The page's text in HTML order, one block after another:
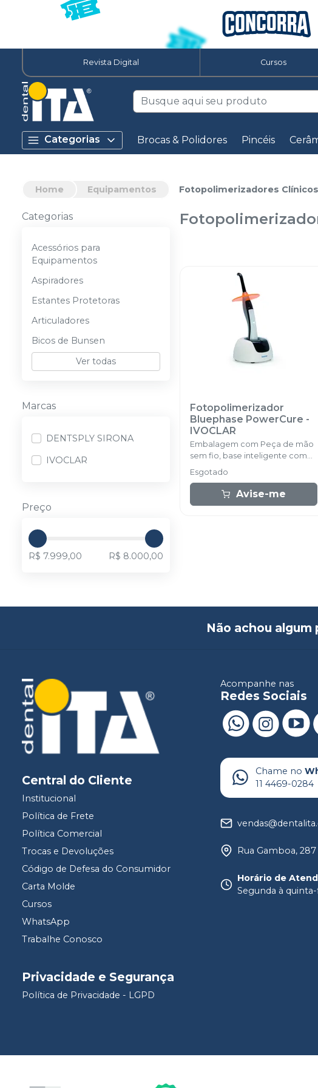
Revista Digital Cursos
Categorias Brocas & Polidores Pincéis
Home Equipamentos Fotopolimerizadores Clínicos
Categorias
Acessórios para
Equipamentos
Aspiradores
Estantes Protetoras
Articuladores
Bicos de Bunsen
Ver todas
Marcas
DENTSPLY SIRONA
IVOCLAR
Preço
R$ 7.999,00 R$ 8.000,00
Fotopolimerizador
Bluephase PowerCure -
IVOCLAR
Embalagem com Peça de mão
sem fio, base inteligente com
radiômetro, fonte, 1 ponteira de
luz (10>9 mm), protetor de luz e
luvas protetoras.
Esgotado
Avise-me
Não achou algum
Central do Cliente
Institucional
Política de Frete
Política Comercial
Trocas e Devoluções
Código de Defesa do Consumidor
Carta Molde
Cursos
WhatsApp
Trabalhe Conosco
Privacidade e Segurança
Política de Privacidade - LGPD
Acompanhe nas
Redes Sociais
Chame no
11 4469-0284
Rua Gamboa,
Horário de
Segunda à